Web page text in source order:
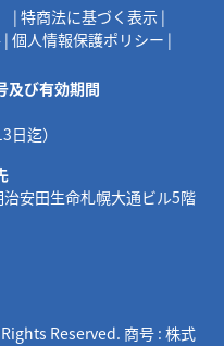
|特商法に基づく表示 |
|個人情報保護ポリシー |
及び有効期間
日迄）
安田生命札幌大通ビル5階
Reserved. 商号 : 株式